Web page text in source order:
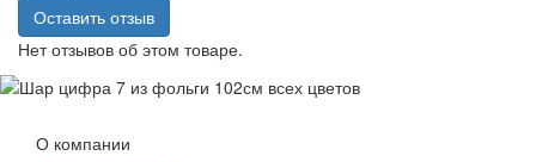
Оставить отзыв
Нет отзывов об этом товаре.
О компании